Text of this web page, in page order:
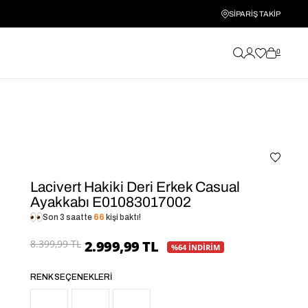
SİPARİŞ TAKİP
0
Lacivert Hakiki Deri Erkek Casual
Ayakkabı E01083017002
Son 3 saatte 66 kişi baktı!
8.399,99 TL 2.999,99 TL %64 İNDİRİM
RENK SEÇENEKLERI